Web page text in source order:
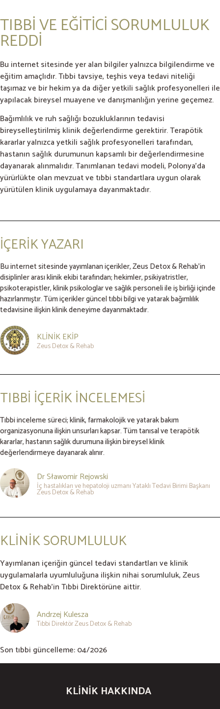
TIBBİ VE EĞİTİCİ SORUMLULUK
REDDİ
Bu internet sitesinde yer alan bilgiler yalnızca bilgilendirme ve
eğitim amaçlıdır. Tıbbi tavsiye, teşhis veya tedavi niteliği
taşımaz ve bir hekim ya da diğer yetkili sağlık profesyonelleri ile
yapılacak bireysel muayene ve danışmanlığın yerine geçemez.
Bağımlılık ve ruh sağlığı bozukluklarının tedavisi
bireyselleştirilmiş klinik değerlendirme gerektirir. Terapötik
kararlar yalnızca yetkili sağlık profesyonelleri tarafından,
hastanın sağlık durumunun kapsamlı bir değerlendirmesine
dayanarak alınmalıdır. Tanımlanan tedavi modeli, Polonya’da
yürürlükte olan mevzuat ve tıbbi standartlara uygun olarak
yürütülen klinik uygulamaya dayanmaktadır.
İÇERİK YAZARI
Bu internet sitesinde yayımlanan içerikler, Zeus Detox & Rehab’in
disiplinler arası klinik ekibi tarafından; hekimler, psikiyatristler,
psikoterapistler, klinik psikologlar ve sağlık personeli ile iş birliği içinde
hazırlanmıştır. Tüm içerikler güncel tıbbi bilgi ve yatarak bağımlılık
tedavisine ilişkin klinik deneyime dayanmaktadır.
KLİNİK EKİP
Zeus Detox & Rehab
TIBBİ İÇERİK İNCELEMESİ
Tıbbi inceleme süreci; klinik, farmakolojik ve yatarak bakım
organizasyonuna ilişkin unsurları kapsar. Tüm tanısal ve terapötik
kararlar, hastanın sağlık durumuna ilişkin bireysel klinik
değerlendirmeye dayanarak alınır.
Dr Sławomir Rejowski
İç hastalıkları ve hepatoloji uzmanı Yataklı Tedavi Birimi Başkanı
Zeus Detox & Rehab
KLİNİK SORUMLULUK
Yayımlanan içeriğin güncel tedavi standartları ve klinik
uygulamalarla uyumluluğuna ilişkin nihai sorumluluk, Zeus
Detox & Rehab’in Tıbbi Direktörüne aittir.
Andrzej Kulesza
Tıbbi Direktör Zeus Detox & Rehab
Son tıbbi güncelleme: 04/2026
KLINIK HAKKINDA